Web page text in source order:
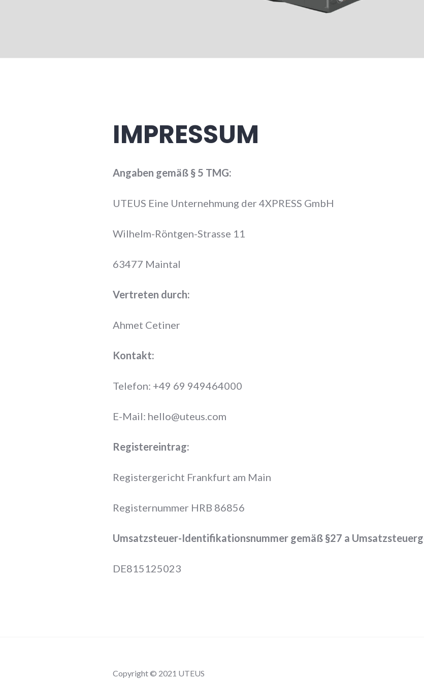
IMPRESSUM
Angaben gemäß § 5 TMG:
UTEUS Eine Unternehmung der 4XPRESS GmbH
Wilhelm-Röntgen-Strasse 11
63477 Maintal
Vertreten durch:
Ahmet Cetiner
Kontakt:
Telefon: +49 69 949464000
E-Mail: hello@uteus.com
Registereintrag:
Registergericht Frankfurt am Main
Registernummer HRB 86856
Umsatzsteuer-Identifikationsnummer gemäß §27 a
DE815125023
Copyright © 2021 UTEUS